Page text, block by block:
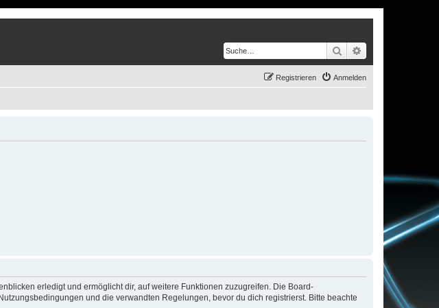
Suche
Anmelden
Registrieren
erledigt und ermöglicht dir, auf weitere Funktionen zuzugreifen. Die Board-
und die verwandten Regelungen, bevor du dich registrierst. Bitte beachte